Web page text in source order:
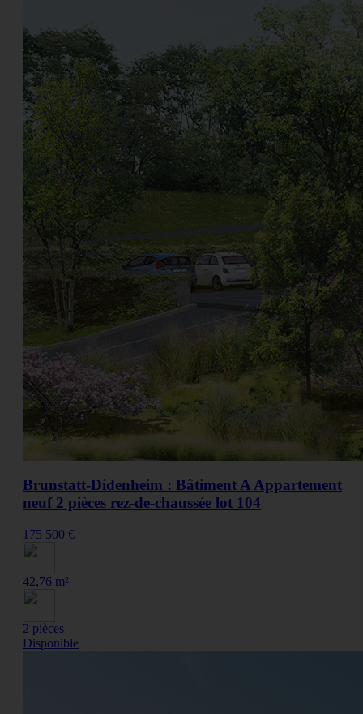
Brunstatt-Didenheim : Bâtiment A Appartement
neuf 2 pièces rez-de-chaussée lot 104
175 500 €
42,76 m²
2 pièces
Disponible